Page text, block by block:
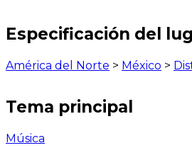
Especificación del
América del Norte > México >
Tema principal
Música